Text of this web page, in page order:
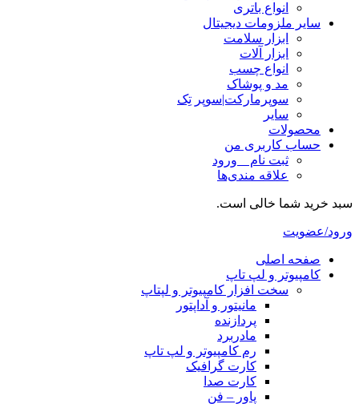
انواع باتری
سایر ملزومات دیجیتال
ابزار سلامت
ابزار آلات
انواع چسب
مد و پوشاک
سوپرمارکت|سوپر تِک
سایر
محصولات
حساب کاربری من
ثبت نام _ ورود
علاقه مندی‌ها
سبد خرید شما خالی است.
ورود/عضویت
صفحه اصلی
کامپیوتر و‌‌‌‌‌ لپ تاپ
سخت افزار کامپیوتر و لپتاپ
مانیتور و آداپتور
پردازنده
مادربرد
رم کامپیوتر و لپ تاپ
کارت گرافیک
کارت صدا
پاور – فن